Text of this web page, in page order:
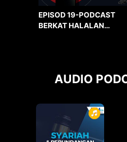
EPISOD 19-PODCAST
BERKAT HALALAN
AUDIO